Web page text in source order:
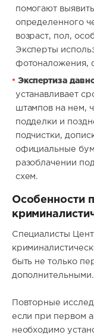
помогают
определенного
возраст, пол,
Эксперты
фотоналожения,
Экспертиза
устанавливает
штампов на нем,
подделки и
подчистки,
официальные
разоблачении
схем.
Особенности
Специалисты
быть не только
дополнительными.
Повторные
если при первом
необходимо